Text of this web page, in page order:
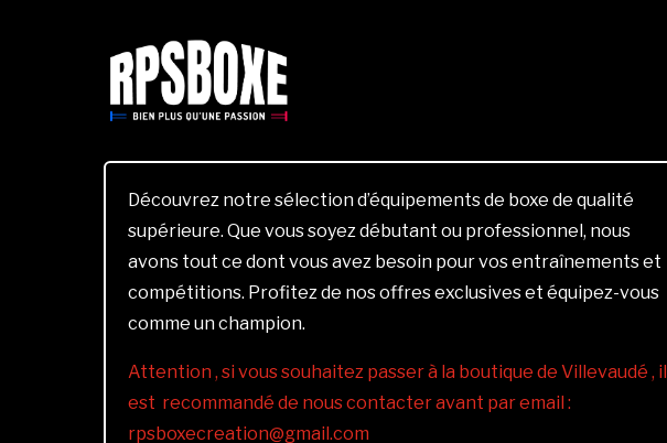
Découvrez notre sélection d’équipements de boxe de qualité
supérieure. Que vous soyez débutant ou professionnel, nous
avons tout ce dont vous avez besoin pour vos entraînements et
compétitions. Profitez de nos offres exclusives et équipez-vous
comme un champion.
Attention , si vous souhaitez passer à la boutique de Villevaudé , il
est recommandé de nous contacter avant par email :
rpsboxecreation@gmail.com